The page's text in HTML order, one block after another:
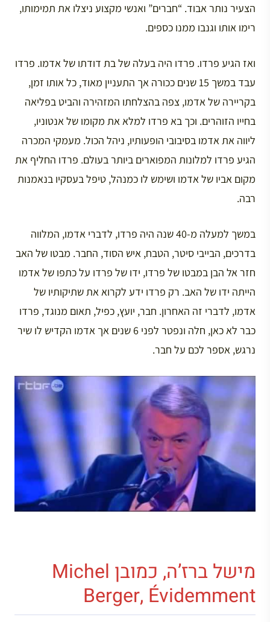
הצעיר נותר אבוד. “חברים” ואנשי מקצוע ניצלו את תמימותו,
רימו אותו וגנבו ממנו כספים.
ואז הגיע פרדו. פרדו היה בעלה של בת דודתו של אדמו. פרדו
עבד במשך 15 שנים ככורה אך התעניין מאוד, כל אותו זמן,
בקריירה של אדמו, צפה בהצלחתו המזהירה והביט בפליאה
בחייו הזוהרים. וכך בא פרדו למלא את מקומו של אנטוניו,
ליווה את אדמו בסיבובי הופעותיו, ניהל הכול. מעמקי המכרה
הגיע פרדו למלונות המפוארים ביותר בעולם. פרדו החליף את
מקום אביו של אדמו ושימש לו כמנהל, טיפל בעסקיו בנאמנות
רבה.
במשך למעלה מ-40 שנה היה פרדו, לדברי אדמו, המלווה
בדרכים, הבייבי סיטר, הטבח, איש הסוד, החבר. מבטו של האב
חזר אל הבן במבטו של פרדו, ידו של פרדו על כתפו של אדמו
הייתה ידו של האב. רק פרדו ידע לקרוא את שתיקותיו של
אדמו, לדברי זה האחרון. חבר, יועץ, כפיל, תאום מנוגד, פרדו
כבר לא כאן, חלה ונפטר לפני 6 שנים אך אדמו הקדיש לו שיר
נרגש, אספר לכם על חבר.
מישל ברז’ה, כמובן Michel
Berger, Évidemment